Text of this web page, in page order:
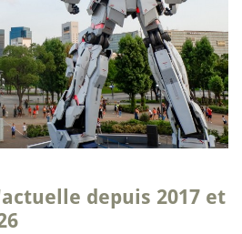
depuis 2017 et